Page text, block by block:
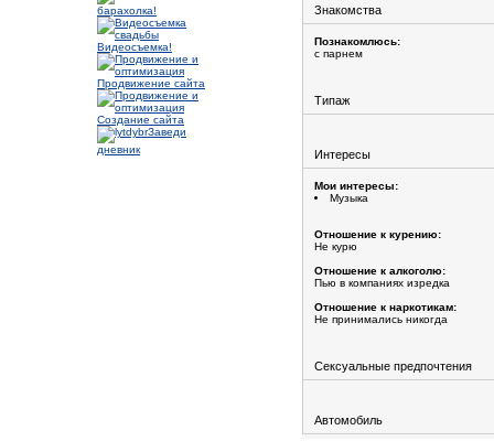
барахолка!
Видеосъемка!
Продвижение сайта
Создание сайта
Заведи
дневник
Знакомства
Познакомлюсь:
с парнем
Типаж
Интересы
Мои интересы:
Музыка
Отношение к курению:
Не курю
Отношение к алкоголю:
Пью в компаниях изредка
Отношение к наркотикам:
Не принимались никогда
Сексуальные предпочтения
Автомобиль